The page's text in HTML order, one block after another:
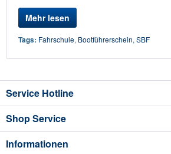
Mehr lesen
Tags: Fahrschule, Bootführerschein, SBF
Service Hotline
Shop Service
Informationen